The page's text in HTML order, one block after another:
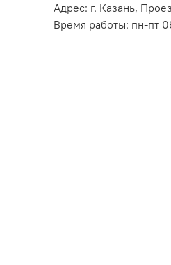
Адрес: г. Казань,
Время работы: пн-пт